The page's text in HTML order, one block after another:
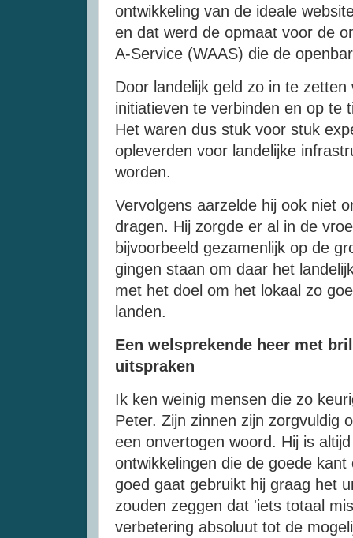
ontwikkeling van de ideale
en dat werd de opmaat voor de
A-Service (WAAS) die de
Door landelijk geld zo in te
initiatieven te verbinden en op te
Het waren dus stuk voor stuk
opleverden voor landelijke
worden.
Vervolgens aarzelde hij ook niet
dragen. Hij zorgde er al in de
bijvoorbeeld gezamenlijk op de
gingen staan om daar het
met het doel om het lokaal zo
landen.
Een welsprekende heer met
uitspraken
Ik ken weinig mensen die zo
Peter. Zijn zinnen zijn zorgvuldig
een onvertogen woord. Hij is
ontwikkelingen die de goede
goed gaat gebruikt hij graag het
zouden zeggen dat 'iets totaal
verbetering absoluut tot de